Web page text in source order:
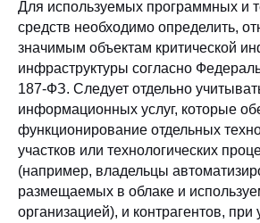
Для используемых программных и
средств необходимо определить,
значимым объектам критической
инфраструктуры согласно
187-ФЗ. Следует отдельно
информационных услуг, которые
функционирование отдельных
участков или технологических
(например, владельцы
размещаемых в облаке и
организацией), и контрагентов, при